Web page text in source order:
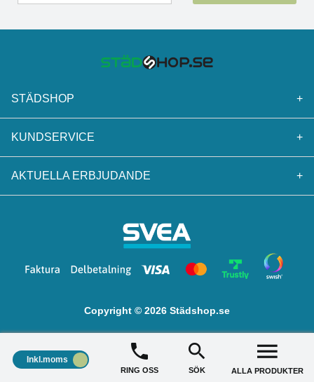
STÄDSHOP +
KUNDSERVICE +
AKTUELLA ERBJUDANDE +
Copyright © 2026 Städshop.se
Inkl.moms
RING OSS SÖK ALLA PRODUKTER